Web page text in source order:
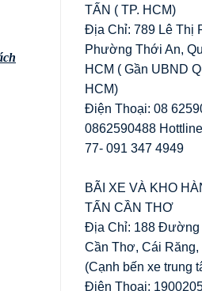
TẤN ( TP. HCM)
Địa Chỉ: 789 Lê Thị
Phường Thới An,
HCM ( Gần UBND
HCM)
Điện Thoại: 08
0862590488
77- 091 347 4949
BÃI XE VÀ KHO
TẤN CẦN THƠ
Địa Chỉ: 188 Đường
Cần Thơ, Cái
(Cạnh bến xe trung
Điện Thoại: